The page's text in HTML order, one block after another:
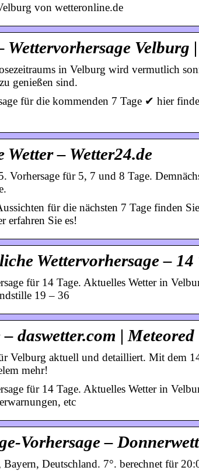
von wetteronline.de
Wettervorhersage Velburg
in Velburg wird vermutlich
genießen sind.
für die kommenden 7 Tage ✔ hier
Wetter – Wetter24.de
Vorhersage für 5, 7 und 8 Tage.
für die nächsten 7 Tage finden
erfahren Sie es!
Wettervorhersage – 14
für 14 Tage. Aktuelles Wetter in
19 – 36
daswetter.com | Meteored
Velburg aktuell und detailliert. Mit dem
mehr!
für 14 Tage. Aktuelles Wetter in
etc
Vorhersage –
Deutschland. 7°. berechnet für